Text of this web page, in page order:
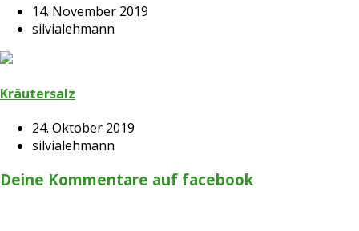
14. November 2019
silvialehmann
Kräutersalz
24. Oktober 2019
silvialehmann
Deine Kommentare auf facebook